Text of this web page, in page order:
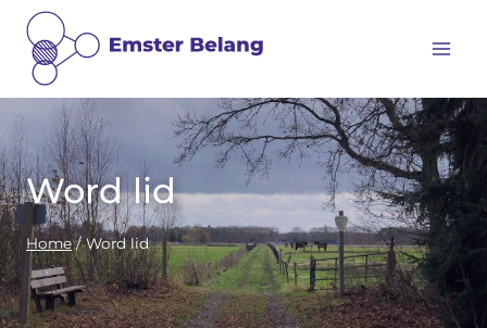
Doorgaan
naar
inhoud
Word lid
Home / Word lid